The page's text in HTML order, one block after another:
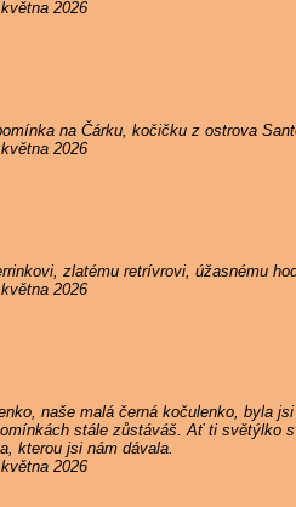
2026
na Čárku, kočičku z ostrova
2026
zlatému retrívrovi, úžasnému
2026
naše malá černá kočulenko, byla
stále zůstáváš. Ať ti světýlko
kterou jsi nám dávala.
2026